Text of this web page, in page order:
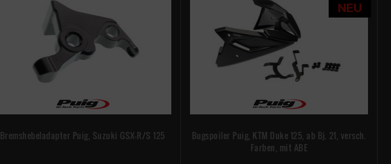
Bremshebeladapter Puig, Suzuki GSX-R/S 125
NEU
Bugspoiler Puig, KTM Duke 125, ab Bj. 21, versch.
Farben, mit ABE